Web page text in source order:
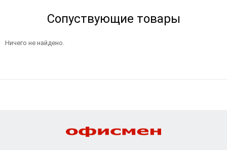
Сопуствующие товары
Ничего не найдено.